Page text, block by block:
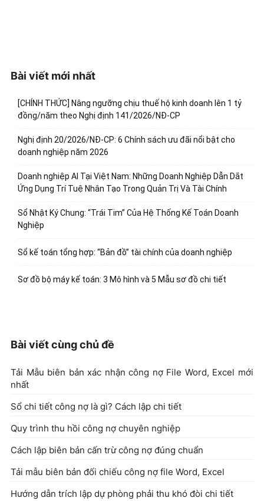
Bài viết mới nhất
[CHÍNH THỨC] Nâng ngưỡng chịu thuế hộ kinh doanh lên 1 tỷ
đồng/năm theo Nghị định 141/2026/NĐ-CP
Nghị định 20/2026/NĐ-CP: 6 Chính sách ưu đãi nổi bật cho
doanh nghiệp năm 2026
Doanh nghiệp AI Tại Việt Nam: Những Doanh Nghiệp Dẫn Dắt
Ứng Dụng Trí Tuệ Nhân Tạo Trong Quản Trị Và Tài Chính
Sổ Nhật Ký Chung: “Trái Tim” Của Hệ Thống Kế Toán Doanh
Nghiệp
Sổ kế toán tổng hợp: “Bản đồ” tài chính của doanh nghiệp
Sơ đồ bộ máy kế toán: 3 Mô hình và 5 Mẫu sơ đồ chi tiết
Bài viết cùng chủ đề
Tải Mẫu biên bản xác nhận công nợ File Word, Excel mới
nhất
Sổ chi tiết công nợ là gì? Cách lập chi tiết
Quy trình thu hồi công nợ chuyên nghiệp
Cách lập biên bản cấn trừ công nợ đúng chuẩn
Tải mẫu biên bản đối chiếu công nợ file Word, Excel
Hướng dẫn trích lập dự phòng phải thu khó đòi chi tiết